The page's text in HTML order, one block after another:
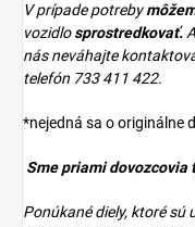
V prípade potreby
vozidlosprostredkovať.
nás neváhajte
telefón 733 411 422.
*nejedná sa o originálne
Sme priami dovozcovia
Ponúkané diely, ktoré sú